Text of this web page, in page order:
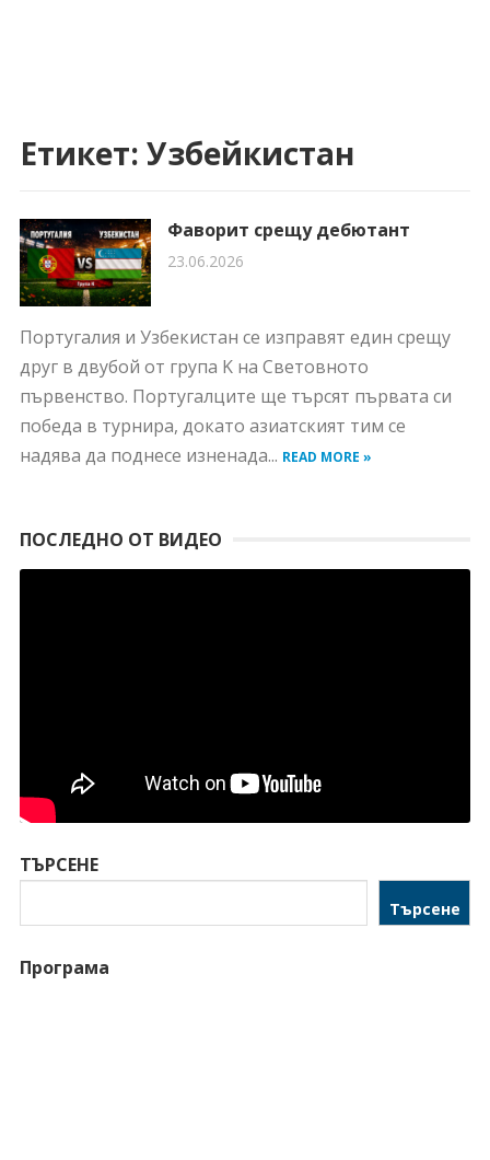
Етикет: Узбейкистан
Фаворит срещу дебютант
23.06.2026
Португалия и Узбекистан се изправят един срещу
друг в двубой от група K на Световното
първенство. Португалците ще търсят първата си
победа в турнира, докато азиатският тим се
надява да поднесе изненада... READ MORE »
ПОСЛЕДНО ОТ ВИДЕО
ТЪРСЕНЕ
Търсене
Програма